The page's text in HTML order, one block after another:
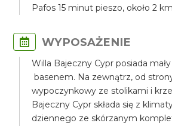
Pafos 15 minut pieszo, około 2
WYPOSAŻENIE
Willa Bajeczny Cypr posiada
basenem. Na zewnątrz, od
wypoczynkowy ze stolikami i
Bajeczny Cypr składa się z
dziennego ze skórzanym